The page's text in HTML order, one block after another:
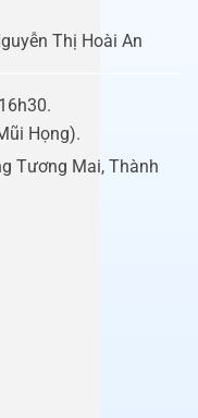
Thị Hoài An
Họng).
Tương Mai, Thành